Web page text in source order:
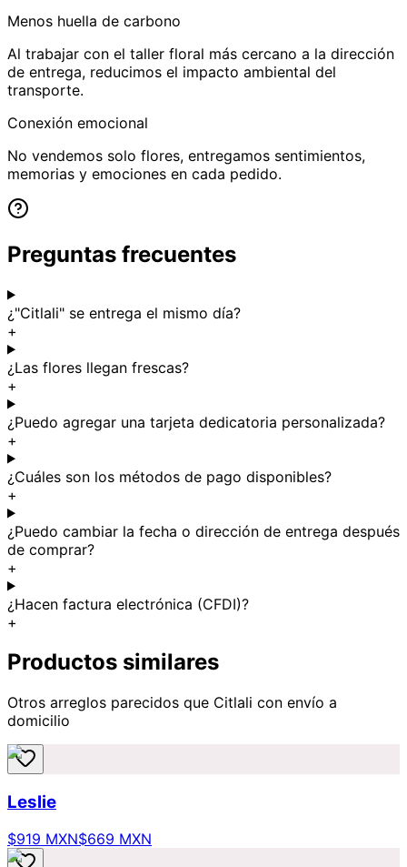
Menos huella de carbono
Al trabajar con el taller floral más cercano a la dirección
de entrega, reducimos el impacto ambiental del
transporte.
Conexión emocional
No vendemos solo flores, entregamos sentimientos,
memorias y emociones en cada pedido.
Preguntas frecuentes
¿"Citlali" se entrega el mismo día?
+
¿Las flores llegan frescas?
+
¿Puedo agregar una tarjeta dedicatoria personalizada?
+
¿Cuáles son los métodos de pago disponibles?
+
¿Puedo cambiar la fecha o dirección de entrega después
de comprar?
+
¿Hacen factura electrónica (CFDI)?
+
Productos similares
Otros arreglos parecidos que Citlali con envío a
domicilio
Leslie
$919 MXN$669 MXN